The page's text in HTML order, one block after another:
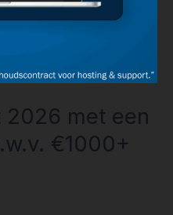
2026 met een
€1000+